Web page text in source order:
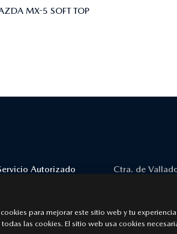
MX-5 SOFT TOP
Autorizado
Ctra. de
Cookies Declaración de
| Todos los derechos reservados |Web
para mejorar este sitio web y tu
las cookies. El sitio web usa cookies